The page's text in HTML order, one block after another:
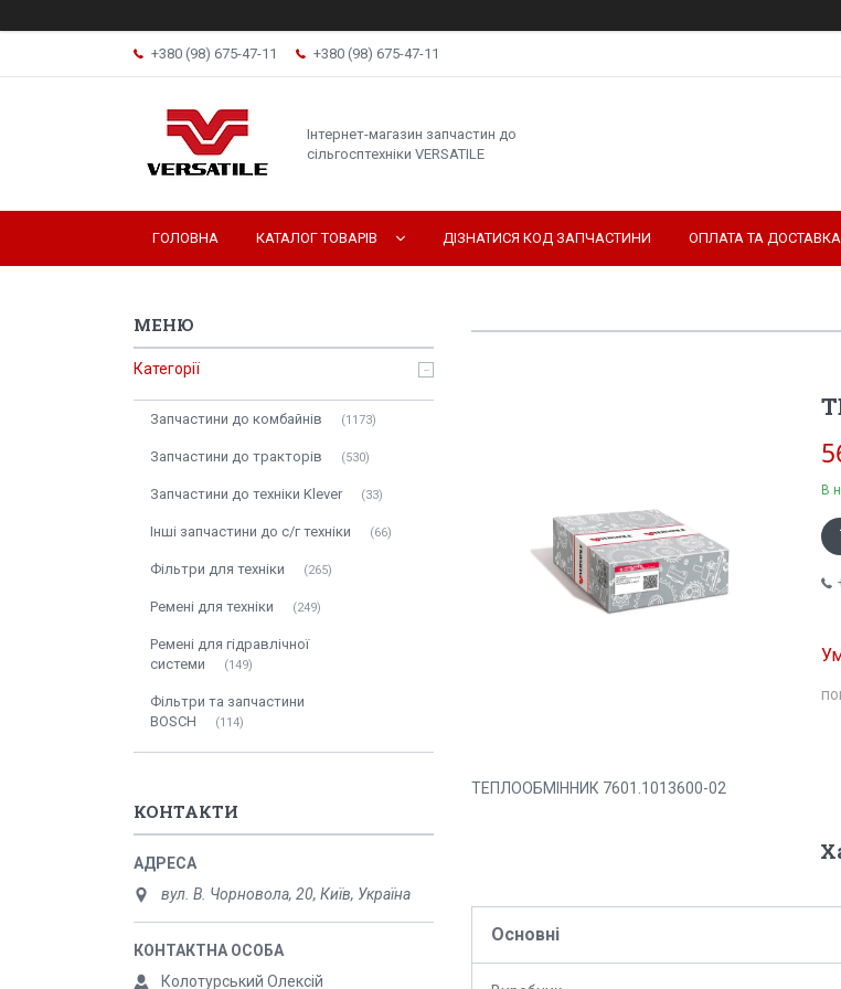
+380 (98) 675-47-11 +380 (98) 675-47-11
Інтернет-магазин запчастин до
сільгосптехніки VERSATILE
ГОЛОВНА КАТАЛОГ ТОВАРІВ ДІЗНАТИСЯ КОД ЗАПЧАСТИНИ ОПЛАТА ТА ДОСТАВКА
В
ТЕПЛООБМІННИК 7601.1013600-02
Основні
Категорії
Запчастини до комбайнів 1173
Запчастини до тракторів 530
Запчастини до техніки Klever 33
Інші запчастини до с/г техніки 66
Фільтри для техніки 265
Ремені для техніки 249
Ремені для гідравлічної
системи
149
Фільтри та запчастини
BOSCH
114
КОНТАКТИ
вул. В. Чорновола, 20, Київ, Україна
Колотурський Олексій